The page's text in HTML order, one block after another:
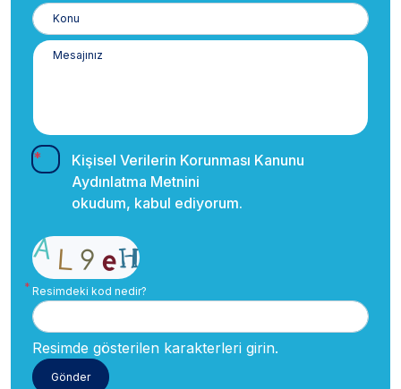
Kişisel Verilerin Korunması Kanunu
Aydınlatma Metnini
okudum, kabul ediyorum.
Resimdeki kod nedir?
Resimde gösterilen karakterleri girin.